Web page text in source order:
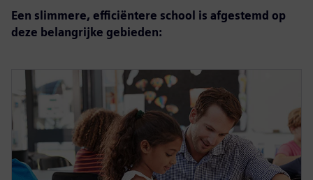
Een slimmere, efficiëntere school is afgestemd op
deze belangrijke gebieden: